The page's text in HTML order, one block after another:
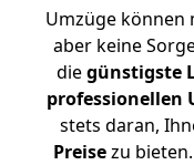
Umzüge können
aber keine
diegünstigste
professionellen
stets daran,
Preisezu